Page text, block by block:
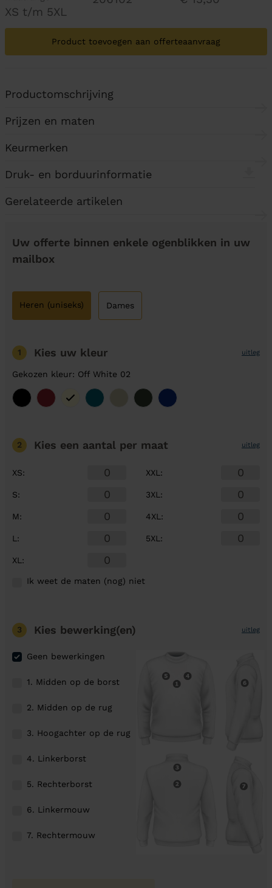
XS t/m 5XL
Product toevoegen aan offerteaanvraag
Productomschrijving
Prijzen en maten
Keurmerken
Druk- en borduurinformatie
Gerelateerde artikelen
Uw offerte binnen enkele ogenblikken in uw
mailbox
Heren (uniseks) Dames
1 Kies uw kleur uitleg
Gekozen kleur: Off White 02
2 Kies een aantal per maat uitleg
XS:
S:
M:
L :
XL :
XXL :
3XL :
4XL :
5XL :
Ik weet de maten (nog) niet
3 Kies bewerking(en) uitleg
Geen bewerkingen
1. Midden op de borst
2. Midden op de rug
3. Hoogachter op de rug
4. Linkerborst
5. Rechterborst
6. Linkermouw
7. Rechtermouw